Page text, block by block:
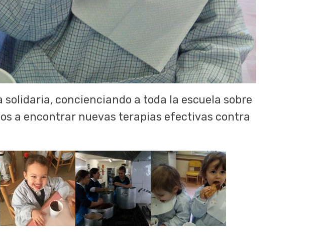
concienciando a toda la escuela sobre
a encontrar nuevas terapias efectivas contra